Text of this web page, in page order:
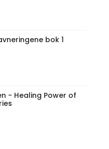
bok 1
- Healing Power of